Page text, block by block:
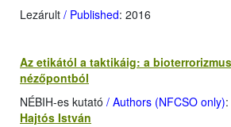
Lezárult / Published: 2016
Az etikától a taktikáig: a
nézőpontból
NÉBIH-es kutató / Authors (NFCSO only):
Hajtós István